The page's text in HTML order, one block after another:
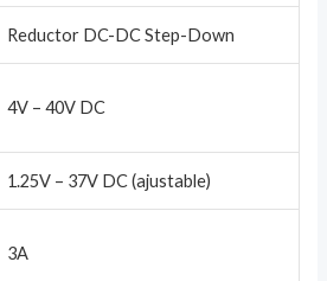
Reductor DC-DC Step-Down
4V – 40V DC
1.25V – 37V DC (ajustable)
3A